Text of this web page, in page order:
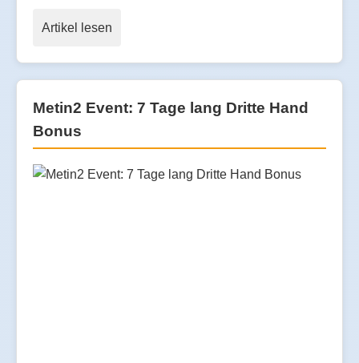
Artikel lesen
Metin2 Event: 7 Tage lang Dritte Hand
Bonus